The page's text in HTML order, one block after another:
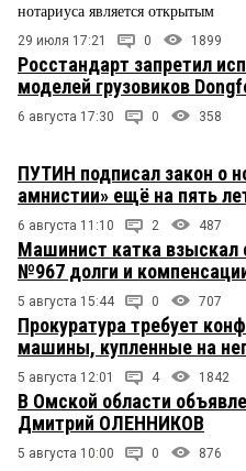
нотариуса является открытым
29 июля 17:21 0 1899
Росстандарт запретил
моделей грузовиков
6 августа 17:30 0 358
ПУТИН подписал закон о
амнистии» ещё на пять
6 августа 11:10 2 487
Машинист катка взыскал
№967 долги и
5 августа 15:44 0 707
Прокуратура требует
машины, купленные на
5 августа 12:01 4 1842
В Омской области
Дмитрий ОЛЕННИКОВ
5 августа 10:00 0 876